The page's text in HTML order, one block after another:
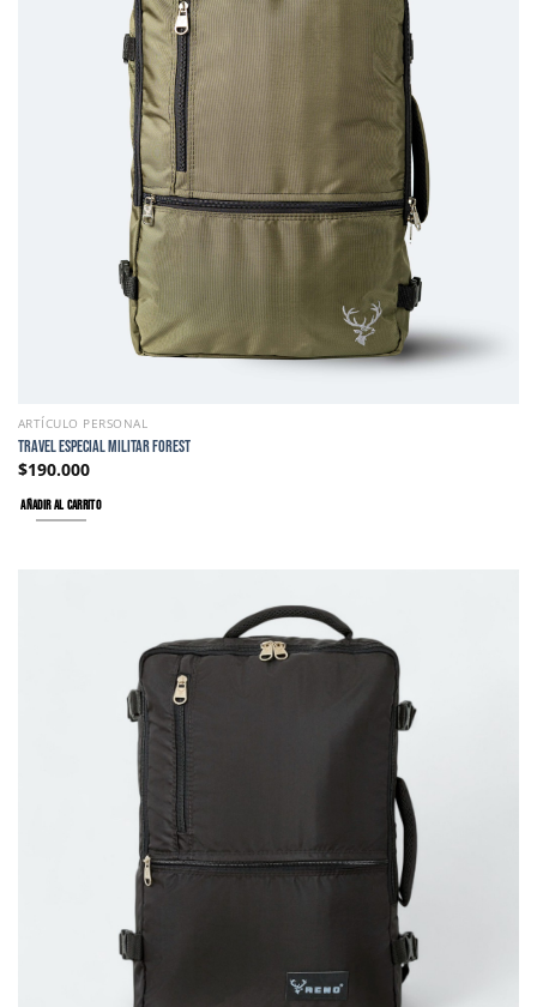
ARTÍCULO PERSONAL
TRAVEL ESPECIAL MILITAR FOREST
$190.000
AÑADIR AL CARRITO